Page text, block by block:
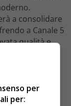
a consolidare
a Canale 5
qualità e
programmi
nella fascia
proposte
per
per: